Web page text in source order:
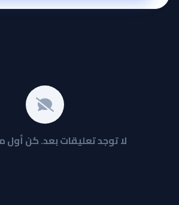
لا توجد تعليقات بعد. كن